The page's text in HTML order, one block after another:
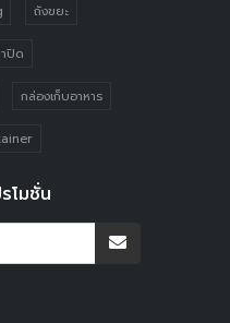
ถังขยะ
ปิด
กล่องเก็บอาหาร
โมชั่น